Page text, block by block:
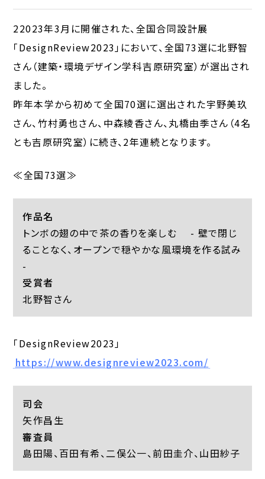
22023年3月に開催された、全国合同設計展
「DesignReview2023」において、全国73選に北野智
さん（建築・環境デザイン学科吉原研究室）が選出され
ました。
昨年本学から初めて全国70選に選出された宇野美玖
さん、竹村勇也さん、中森綾香さん、丸橋由季さん（4名
とも吉原研究室）に続き、2年連続となります。
≪全国73選≫
作品名
トンボの翅の中で茶の香りを楽しむ - 壁で閉じ
ることなく、オープンで穏やかな風環境を作る試み
-
受賞者
北野智さん
「DesignReview2023」
https://www.designreview2023.com/
司会
矢作昌生
審査員
島田陽、百田有希、二俣公一、前田圭介、山田紗子